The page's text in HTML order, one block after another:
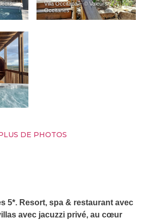
Villa Occitana – © Valeurs
Occitanes
DE PHOTOS
5*. Resort, spa & restaurant avec
avec jacuzzi privé, au cœur